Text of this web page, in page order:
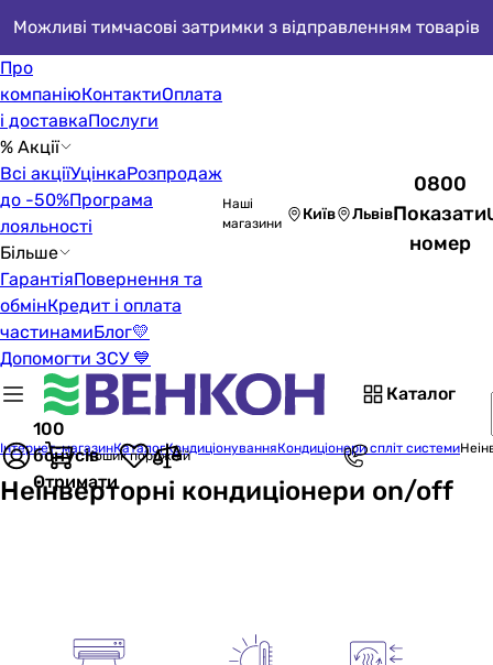
Можливі тимчасові затримки з відправленням товарів
Про
компаніюКонтактиОплата
і доставкаПослуги
% Акції
Всі акціїУцінкаРозпродаж
до -50%Програма
лояльності
Більше
ГарантіяПовернення та
обмінКредит і оплата
частинамиБлог💛
Допомогти ЗСУ 💙
Наші
магазини
Київ Львів
0800
Показати
номер
Каталог
100
бонусів
Отримати
Кошик порожній
Інтернет-магазинКаталогКондиціонуванняКондиціонери спліт системи
Неінверторні кондиціонери on/off